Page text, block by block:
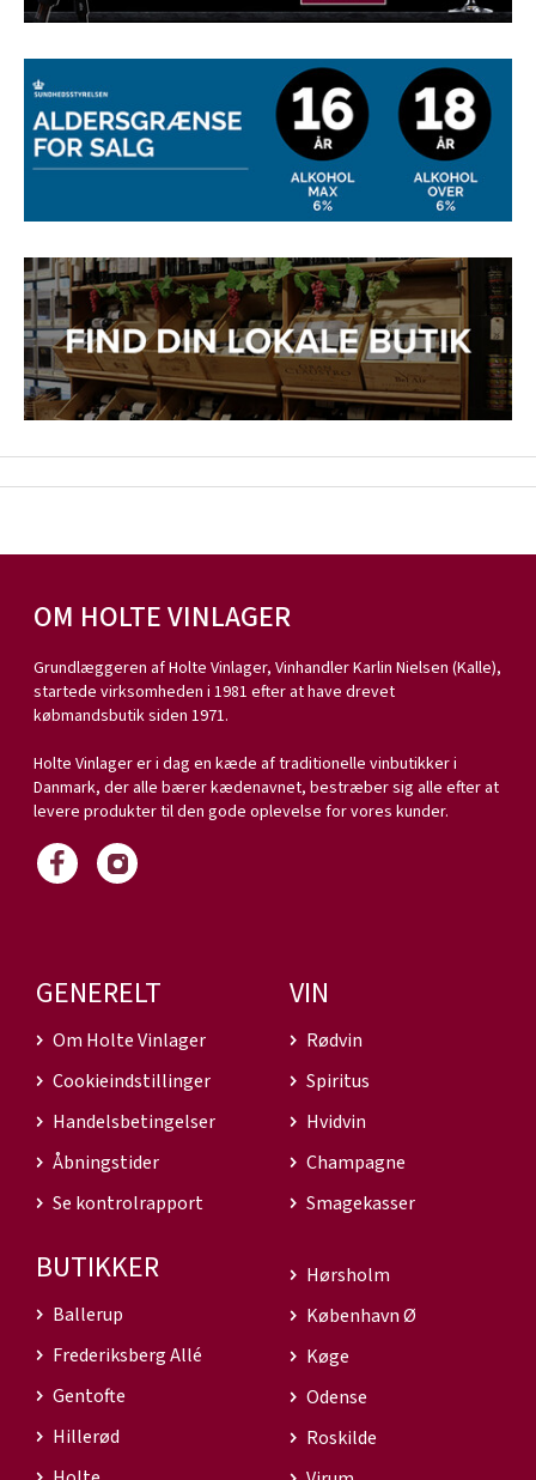
OM HOLTE VINLAGER
Grundlæggeren af Holte Vinlager, Vinhandler Karlin Nielsen (Kalle),
startede virksomheden i 1981 efter at have drevet
købmandsbutik siden 1971.
Holte Vinlager er i dag en kæde af traditionelle vinbutikker i
Danmark, der alle bærer kædenavnet, bestræber sig alle efter at
levere produkter til den gode oplevelse for vores kunder.
GENERELT
Om Holte Vinlager
Cookieindstillinger
Handelsbetingelser
Åbningstider
Se kontrolrapport
VIN
Rødvin
Spiritus
Hvidvin
Champagne
Smagekasser
BUTIKKER
Ballerup
Frederiksberg Allé
Gentofte
Hillerød
Hørsholm
København Ø
Køge
Odense
Roskilde